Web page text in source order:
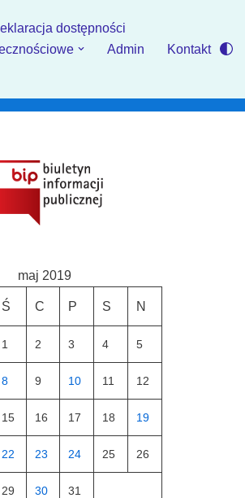
dostępności
Admin
Kontakt
maj 2019
Ś C P S N
1 2 3 4 5
8 9 10 11 12
15 16 17 18 19
22 23 24 25 26
29 30 31